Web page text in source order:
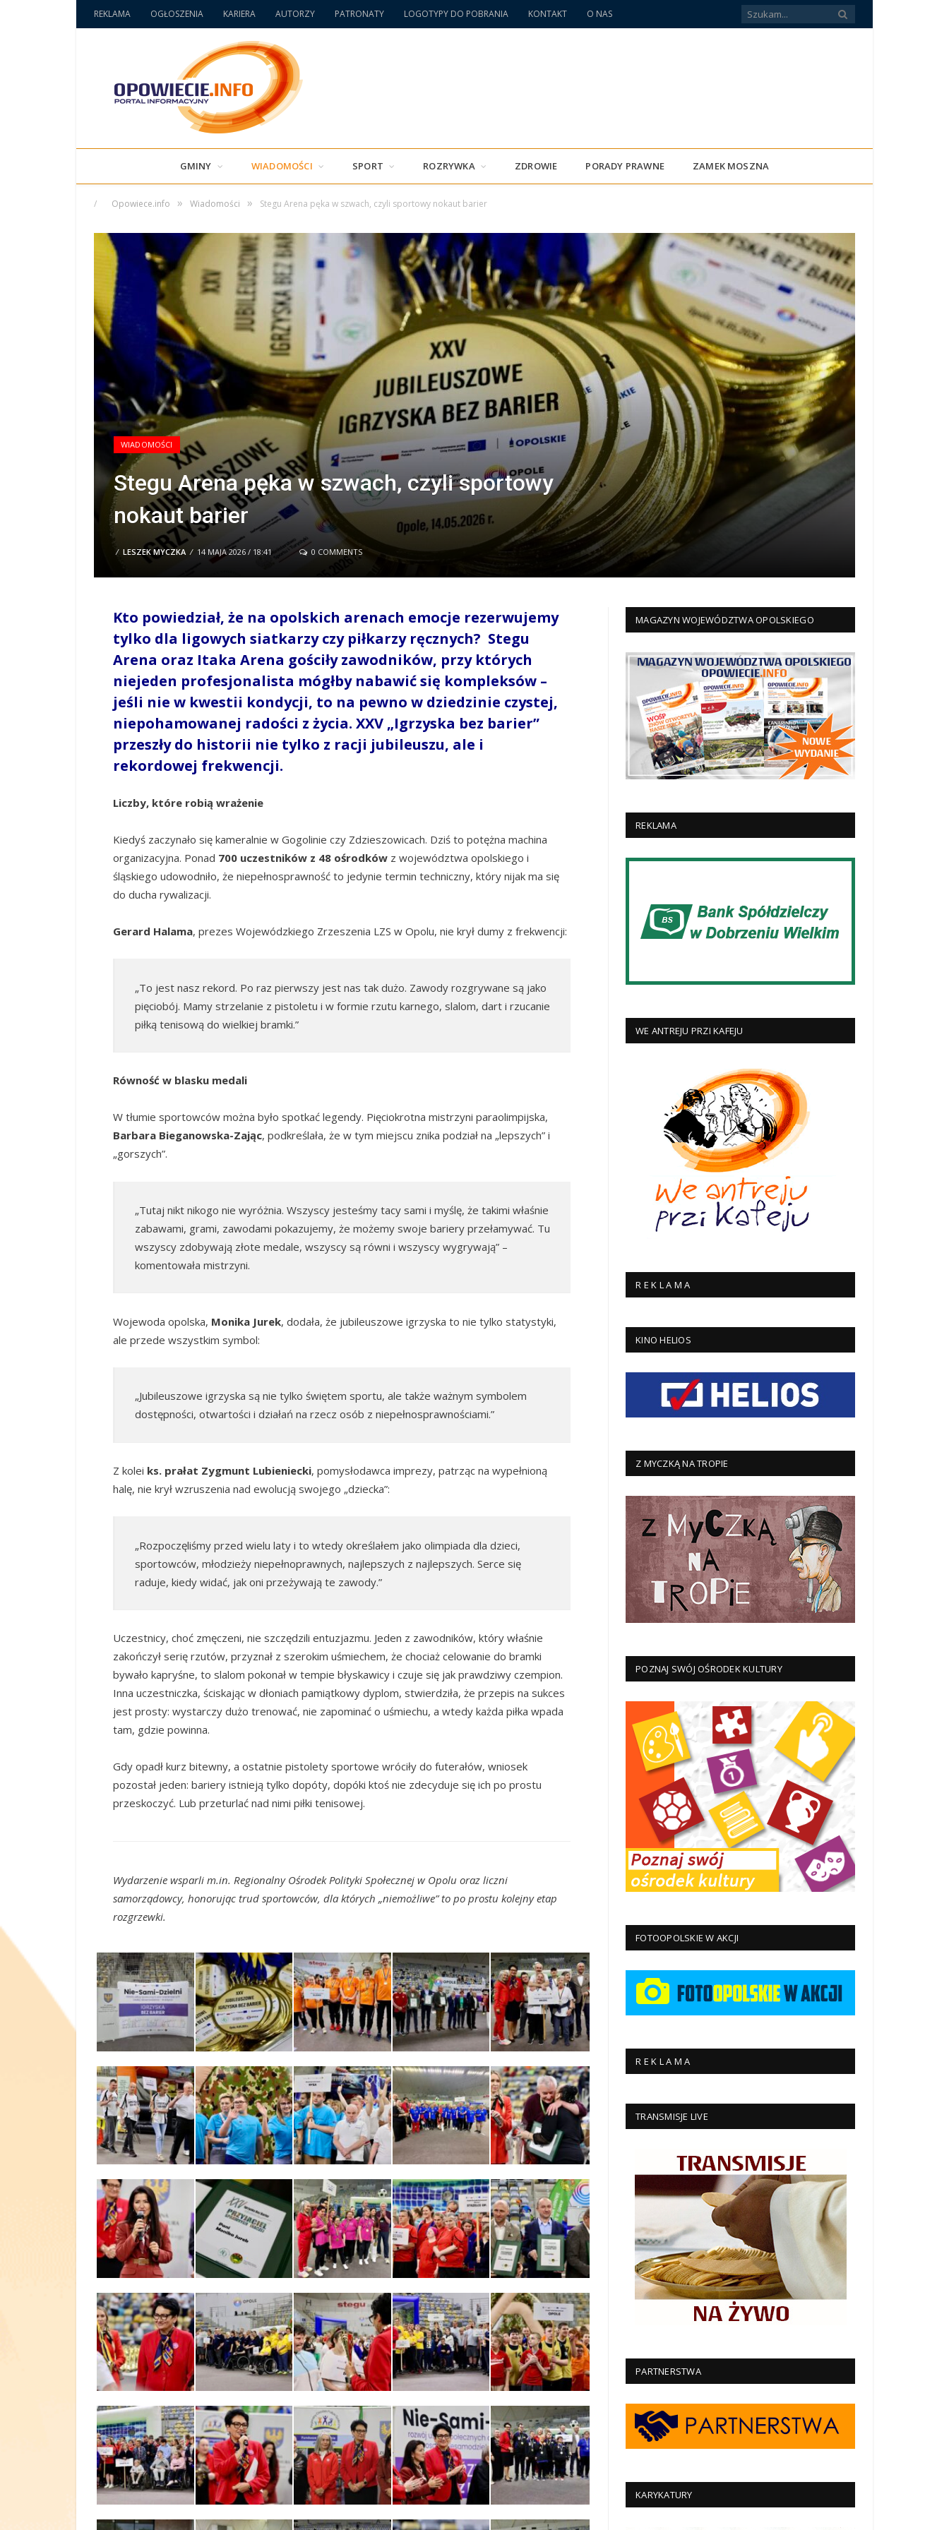
REKLAMA OGŁOSZENIA KARIERA AUTORZY PATRONATY LOGOTYPY DO POBRANIA KONTAKT O NAS
GMINY WIADOMOŚCI SPORT ROZRYWKA ZDROWIE PORADY PRAWNE ZAMEK MOSZNA
/ Opowiece.info » Wiadomości » Stegu Arena pęka w szwach, czyli sportowy nokaut barier
WIADOMOŚCI
Stegu Arena pęka w szwach, czyli sportowy
nokaut barier
/ LESZEK MYCZKA / 14 MAJA 2026 / 18:41 0 COMMENTS
Kto powiedział, że na opolskich arenach emocje rezerwujemy
tylko dla ligowych siatkarzy czy piłkarzy ręcznych? Stegu
Arena oraz Itaka Arena gościły zawodników, przy których
niejeden profesjonalista mógłby nabawić się kompleksów –
jeśli nie w kwestii kondycji, to na pewno w dziedzinie czystej,
niepohamowanej radości z życia. XXV „Igrzyska bez barier”
przeszły do historii nie tylko z racji jubileuszu, ale i
rekordowej frekwencji.
Liczby, które robią wrażenie
Kiedyś zaczynało się kameralnie w Gogolinie czy Zdzieszowicach. Dziś to potężna machina
organizacyjna. Ponad 700 uczestników z 48 ośrodków z województwa opolskiego i
śląskiego udowodniło, że niepełnosprawność to jedynie termin techniczny, który nijak ma się
do ducha rywalizacji.
Gerard Halama, prezes Wojewódzkiego Zrzeszenia LZS w Opolu, nie krył dumy z frekwencji:
„To jest nasz rekord. Po raz pierwszy jest nas tak dużo. Zawody rozgrywane są jako
pięciobój. Mamy strzelanie z pistoletu i w formie rzutu karnego, slalom, dart i rzucanie
piłką tenisową do wielkiej bramki.”
Równość w blasku medali
W tłumie sportowców można było spotkać legendy. Pięciokrotna mistrzyni paraolimpijska,
Barbara Bieganowska-Zając, podkreślała, że w tym miejscu znika podział na „lepszych” i
„gorszych”.
„Tutaj nikt nikogo nie wyróżnia. Wszyscy jesteśmy tacy sami i myślę, że takimi właśnie
zabawami, grami, zawodami pokazujemy, że możemy swoje bariery przełamywać. Tu
wszyscy zdobywają złote medale, wszyscy są równi i wszyscy wygrywają” –
komentowała mistrzyni.
Wojewoda opolska, Monika Jurek, dodała, że jubileuszowe igrzyska to nie tylko statystyki,
ale przede wszystkim symbol:
„Jubileuszowe igrzyska są nie tylko świętem sportu, ale także ważnym symbolem
dostępności, otwartości i działań na rzecz osób z niepełnosprawnościami.”
Z kolei ks. prałat Zygmunt Lubieniecki, pomysłodawca imprezy, patrząc na wypełnioną
halę, nie krył wzruszenia nad ewolucją swojego „dziecka”:
„Rozpoczęliśmy przed wielu laty i to wtedy określałem jako olimpiada dla dzieci,
sportowców, młodzieży niepełnoprawnych, najlepszych z najlepszych. Serce się
raduje, kiedy widać, jak oni przeżywają te zawody.”
Uczestnicy, choć zmęczeni, nie szczędzili entuzjazmu. Jeden z zawodników, który właśnie
zakończył serię rzutów, przyznał z szerokim uśmiechem, że chociaż celowanie do bramki
bywało kapryśne, to slalom pokonał w tempie błyskawicy i czuje się jak prawdziwy czempion.
Inna uczestniczka, ściskając w dłoniach pamiątkowy dyplom, stwierdziła, że przepis na sukces
jest prosty: wystarczy dużo trenować, nie zapominać o uśmiechu, a wtedy każda piłka wpada
tam, gdzie powinna.
Gdy opadł kurz bitewny, a ostatnie pistolety sportowe wróciły do futerałów, wniosek
pozostał jeden: bariery istnieją tylko dopóty, dopóki ktoś nie zdecyduje się ich po prostu
przeskoczyć. Lub przeturlać nad nimi piłki tenisowej.
Wydarzenie wsparli m.in. Regionalny Ośrodek Polityki Społecznej w Opolu oraz liczni
samorządowcy, honorując trud sportowców, dla których „niemożliwe” to po prostu kolejny etap
rozgrzewki.
MAGAZYN WOJEWÓDZTWA OPOLSKIEGO
REKLAMA
WE ANTREJU PRZI KAFEJU
R E K L A M A
KINO HELIOS
Z MYCZKĄ NA TROPIE
POZNAJ SWÓJ OŚRODEK KULTURY
FOTOOPOLSKIE W AKCJI
R E K L A M A
TRANSMISJE LIVE
PARTNERSTWA
KARYKATURY